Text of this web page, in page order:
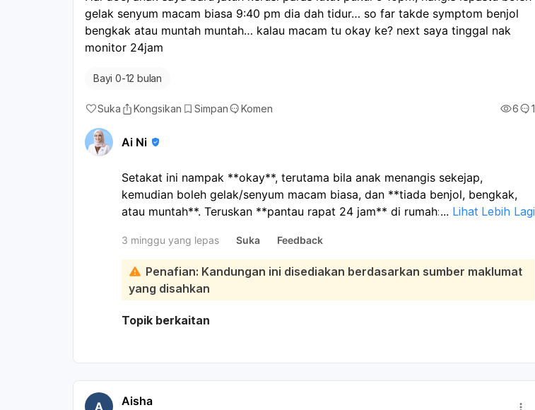
gelak senyum macam biasa 9:40 pm dia dah tidur… so far takde symptom benjol
bengkak atau muntah muntah… kalau macam tu okay ke? next saya tinggal nak
monitor 24jam
Bayi 0-12 bulan
Suka Kongsikan Simpan Komen 6 1
Ai Ni
Setakat ini nampak **okay**, terutama bila anak menangis sekejap,
kemudian boleh gelak/senyum macam biasa, dan **tiada benjol, bengkak,
atau muntah**. Teruskan **pantau rapat 24 jam** di rumah:
badan untuk kecederaan, pastikan dia rehat, dan elakkan aktiviti lasak. Jika
anak bangun seperti biasa dan masih aktif seperti biasa, itu tanda yang
melegakan.Segera bawa jumpa doktor/ke kecemasanjika muncul mana-
mana tanda bahaya ini: muntah berulang, susah bangun atau terlalu
mengantuk, menangis tak berhenti, nampak pening/loya, berjalan tak stabil,
sawan, pendarahan, atau perubahan tingkah laku yang pelik. Jika ada
... Lihat Lebih Lagi
3 minggu yang lepas Suka Feedback
Penafian: Kandungan ini disediakan berdasarkan sumber maklumat
yang disahkan
Topik berkaitan
A Aisha